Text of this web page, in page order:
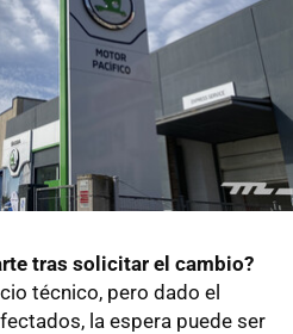
tras solicitar el cambio?
técnico, pero dado el
la espera puede ser